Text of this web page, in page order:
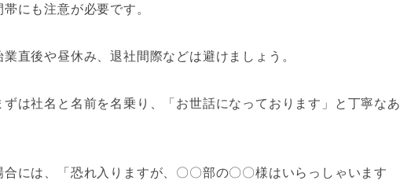
にも注意が必要です。
直後や昼休み、退社間際などは避けましょう。
は社名と名前を名乗り、「お世話になっております」と丁寧なあ
には、「恐れ入りますが、〇〇部の〇〇様はいらっしゃいます